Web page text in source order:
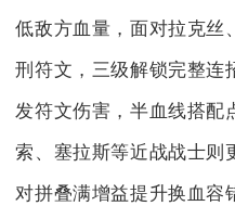
低敌方血量，面对拉克丝
刑符文，三级解锁完整连
发符文伤害，半血线搭配
索、塞拉斯等近战战士则
对拼叠满增益提升换血容